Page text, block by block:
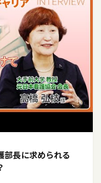
部長に求められる